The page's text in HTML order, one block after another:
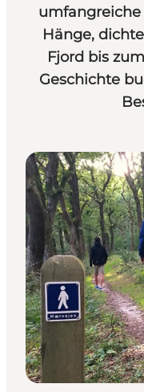
Hänge,
Fjord bis
Geschichte